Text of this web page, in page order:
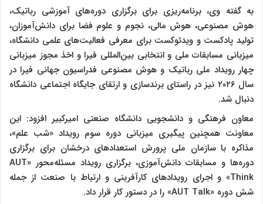
به گفته وی، برنامه‌ریزی برای برگزاری دوره‌های آموزشی رباتیک،
هوش مصنوعی، هوش مالی، نجوم و علوم فضا برای دانش‌آموزان،
تولید پادکست و ویدئوکست برای معرفی فعالیت‌های علمی دانشگاه،
میزبانی مسابقات ملی و انتخابی بین‌المللی فیرا و اخذ مجوز میزبانی
چهار رویداد ملی رباتیک و هوش مصنوعی فدراسیون جهانی فیرا در
سال ۲۰۲۶ نیز در راستای برندسازی و ارتقای جایگاه اجتماعی دانشگاه
دنبال شد.
معاون فرهنگی و دانشجویی دانشگاه صنعتی امیرکبیر افزود: این
معاونت همچنین پیگیری میزبانی دوره سوم رویداد «شب علم»،
مذاکره با سازمان ملی پرورش استعدادهای درخشان برای برگزاری
دوره‌ها و مسابقات دانش‌آموزی، برگزاری رویداد مسئله‌محور «AUT
Think» و اجرای رویدادهای کارآفرینی و ارتباط با صنعت از جمله
شش دوره «AUT Talk» را در دستور کار قرار داد.